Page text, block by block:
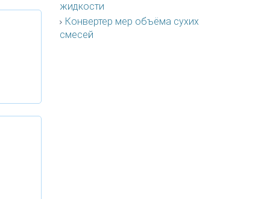
жидкости
Конвертер мер объёма сухих
смесей